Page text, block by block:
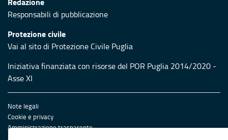
Responsabili di pubblicazione
Protezione civile
Vai al sito di Protezione Civile Puglia
Iniziativa finanziata con risorse del POR Puglia 2014/2020 -
Asse XI
Note legali
Cookie e privacy
Amministrazione trasparente
Atti di notifica